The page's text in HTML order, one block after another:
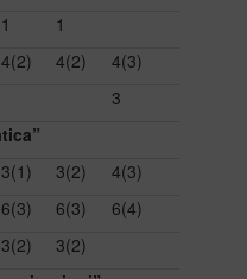
1
1
4(2) 4(2)
4(3)
3
3(1) 3(2)
4(3)
6(3) 6(3)
6(4)
3(2)
3(2)